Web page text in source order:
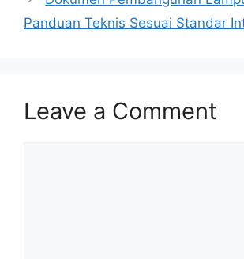
Panduan Teknis Sesuai Standar
Leave a Comment